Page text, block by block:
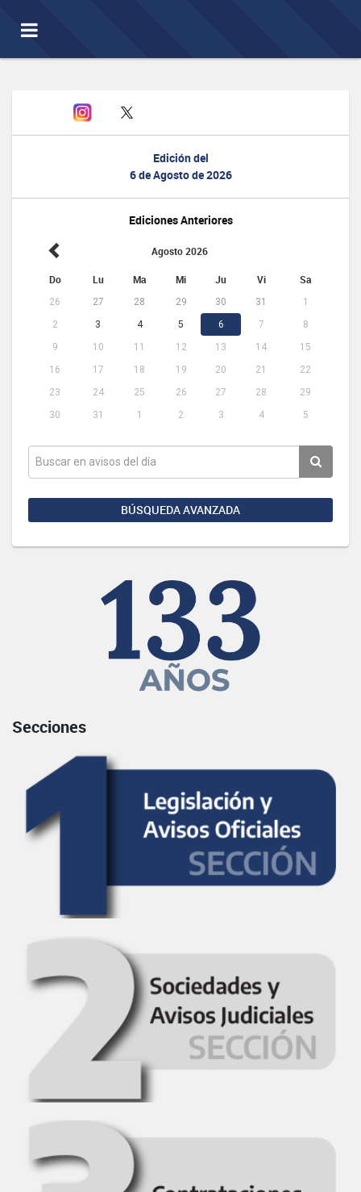
Toggle
navigation
Edición del
6 de Agosto de 2026
Ediciones Anteriores
Agosto 2026
Do Lu Ma Mi Ju Vi Sa
26 27 28 29 30 31
1
2
3 4 5 6 7
8
9
10 11 12 13 14
15
16
17 18 19 20 21
22
23
24 25 26 27 28
29
30
31 1 2 3 4 5
BÚSQUEDA AVANZADA
Secciones